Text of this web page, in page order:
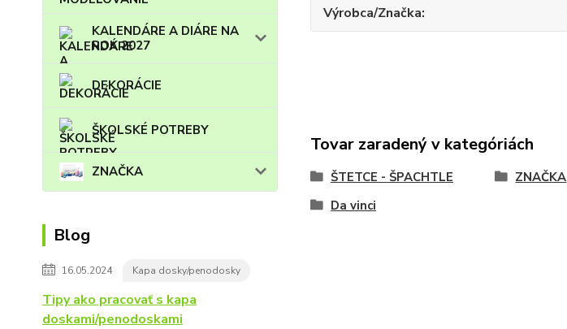
KALENDÁRE A DIÁRE NA
ROK 2027
DEKORÁCIE
ŠKOLSKÉ POTREBY
ZNAČKA
Blog
16.05.2024 Kapa dosky/penodosky
Tipy ako pracovať s kapa
doskami/penodoskami
Výrobca/Značka
Tovar zaradený v kategóriách
ŠTETCE - ŠPACHTLE ZNAČKA
Da vinci